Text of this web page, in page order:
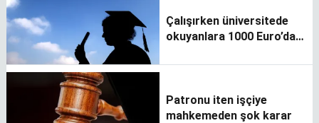
Çalışırken üniversitede
okuyanlara 1000 Euro’dan
Patronu iten işçiye
mahkemeden şok karar